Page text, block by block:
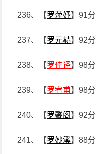
236、【罗萍妤】91分
237、【罗元赫】92分
238、【罗佳译】98分
239、【罗宥甫】98分
240、【罗馨阁 】92分
241、【罗妙溪】88分